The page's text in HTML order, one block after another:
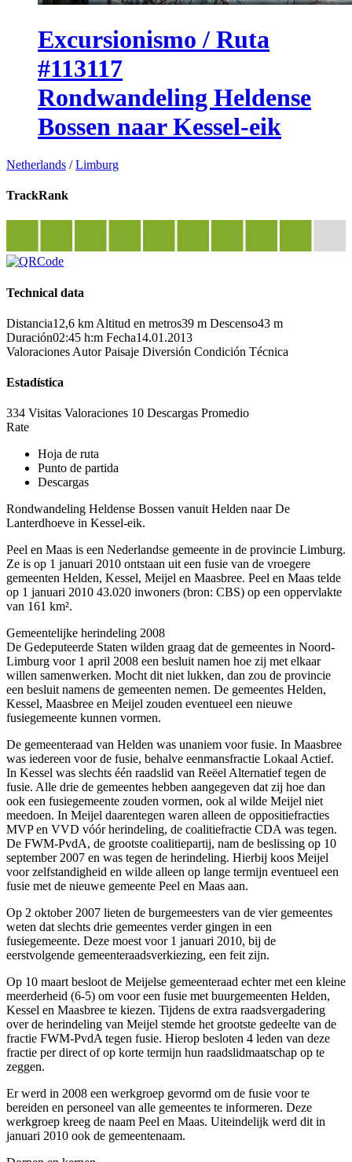
Excursionismo / Ruta
#113117
Rondwandeling Heldense
Bossen naar Kessel-eik
Netherlands /Limburg
TrackRank
Technical data
Distancia12,6 km Altitud en metros39 m Descenso43 m
Duración02:45 h:m Fecha14.01.2013
Valoraciones Autor Paisaje Diversión Condición Técnica
Estadística
334 Visitas Valoraciones 10 Descargas Promedio
Rate
Hoja de ruta
Punto de partida
Descargas
Rondwandeling Heldense Bossen vanuit Helden naar De
Lanterdhoeve in Kessel-eik.
Peel en Maas is een Nederlandse gemeente in de provincie Limburg.
Ze is op 1 januari 2010 ontstaan uit een fusie van de vroegere
gemeenten Helden, Kessel, Meijel en Maasbree. Peel en Maas telde
op 1 januari 2010 43.020 inwoners (bron: CBS) op een oppervlakte
van 161 km².
Gemeentelijke herindeling 2008
De Gedeputeerde Staten wilden graag dat de gemeentes in Noord-
Limburg voor 1 april 2008 een besluit namen hoe zij met elkaar
willen samenwerken. Mocht dit niet lukken, dan zou de provincie
een besluit namens de gemeenten nemen. De gemeentes Helden,
Kessel, Maasbree en Meijel zouden eventueel een nieuwe
fusiegemeente kunnen vormen.
De gemeenteraad van Helden was unaniem voor fusie. In Maasbree
was iedereen voor de fusie, behalve eenmansfractie Lokaal Actief.
In Kessel was slechts één raadslid van Reëel Alternatief tegen de
fusie. Alle drie de gemeentes hebben aangegeven dat zij hoe dan
ook een fusiegemeente zouden vormen, ook al wilde Meijel niet
meedoen. In Meijel daarentegen waren alleen de oppositiefracties
MVP en VVD vóór herindeling, de coalitiefractie CDA was tegen.
De FWM-PvdA, de grootste coalitiepartij, nam de beslissing op 10
september 2007 en was tegen de herindeling. Hierbij koos Meijel
voor zelfstandigheid en wilde alleen op lange termijn eventueel een
fusie met de nieuwe gemeente Peel en Maas aan.
Op 2 oktober 2007 lieten de burgemeesters van de vier gemeentes
weten dat slechts drie gemeentes verder gingen in een
fusiegemeente. Deze moest voor 1 januari 2010, bij de
eerstvolgende gemeenteraadsverkiezing, een feit zijn.
Op 10 maart besloot de Meijelse gemeenteraad echter met een kleine
meerderheid (6-5) om voor een fusie met buurgemeenten Helden,
Kessel en Maasbree te kiezen. Tijdens de extra raadsvergadering
over de herindeling van Meijel stemde het grootste gedeelte van de
fractie FWM-PvdA tegen fusie. Hierop besloten 4 leden van deze
fractie per direct of op korte termijn hun raadslidmaatschap op te
zeggen.
Er werd in 2008 een werkgroep gevormd om de fusie voor te
bereiden en personeel van alle gemeentes te informeren. Deze
werkgroep kreeg de naam Peel en Maas. Uiteindelijk werd dit in
januari 2010 ook de gemeentenaam.